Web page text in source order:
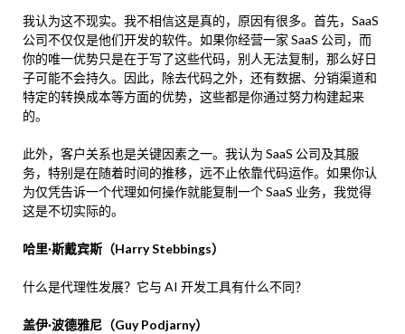
我认为这不现实。我不相信这是真的，原因有很多。首先，SaaS
公司不仅仅是他们开发的软件。如果你经营一家 SaaS 公司，而
你的唯一优势只是在于写了这些代码，别人无法复制，那么好日
子可能不会持久。因此，除去代码之外，还有数据、分销渠道和
特定的转换成本等方面的优势，这些都是你通过努力构建起来
的。
此外，客户关系也是关键因素之一。我认为 SaaS 公司及其服
务，特别是在随着时间的推移，远不止依靠代码运作。如果你认
为仅凭告诉一个代理如何操作就能复制一个 SaaS 业务，我觉得
这是不切实际的。
哈里·斯戴宾斯（Harry Stebbings）
什么是代理性发展？它与 AI 开发工具有什么不同？
盖伊·波德雅尼（Guy Podjarny）